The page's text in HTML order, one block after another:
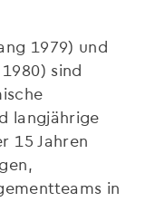
1979) und
sind
langjährige
15 Jahren
in